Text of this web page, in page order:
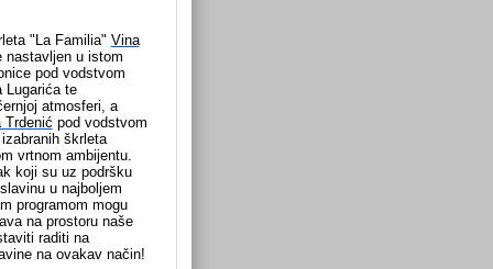
"La Familia" Vina
u istom
pod vodstvom
Lugarića te
atmosferi, a
Trdenić pod vodstvom
škrleta
vrtnom ambijentu.
koji su uz podršku
u najboljem
programom mogu
na prostoru naše
raditi na
na ovakav način!